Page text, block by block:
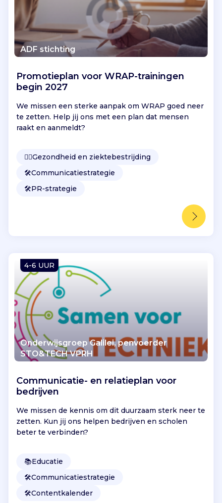
ADF stichting
Promotieplan voor WRAP-trainingen
begin 2027
We missen een sterke aanpak om WRAP goed neer
te zetten. Help jij ons met een plan dat mensen
raakt en aanmeldt?
👩‍⚕️Gezondheid en ziektebestrijding
🛠️Communicatiestrategie
🛠️PR-strategie
4-6 UUR
Onderwijsgroep Galilei, penvoerder
STO&TECH VPRH
Communicatie- en relatieplan voor
bedrijven
We missen de kennis om dit duurzaam sterk neer te
zetten. Kun jij ons helpen bedrijven en scholen
beter te verbinden?
📚Educatie
🛠️Communicatiestrategie
🛠️Contentkalender